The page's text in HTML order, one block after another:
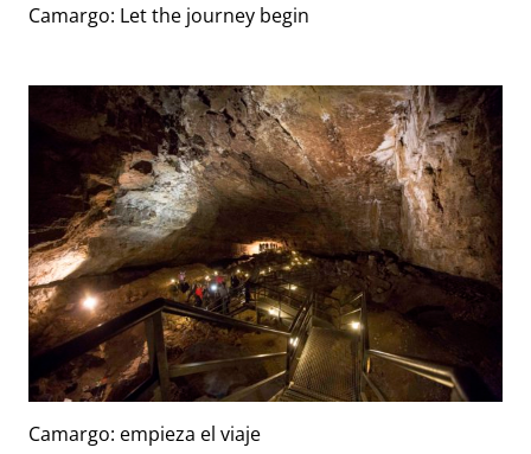
Camargo: Let the journey begin
Camargo: empieza el viaje